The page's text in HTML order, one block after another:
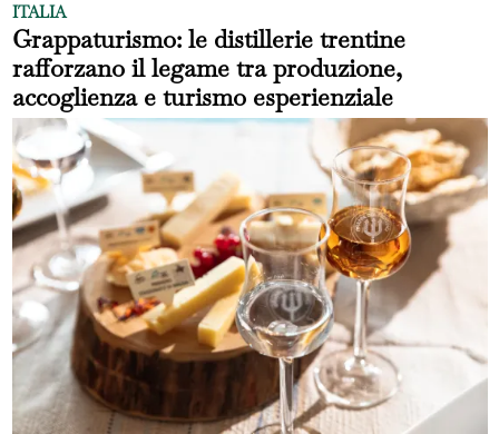
ITALIA
Grappaturismo: le distillerie trentine
rafforzano il legame tra produzione,
accoglienza e turismo esperienziale